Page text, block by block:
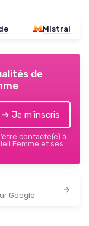
Mistral
de
➔ Je m'inscris
contacté(e) à
Femme et ses
Google